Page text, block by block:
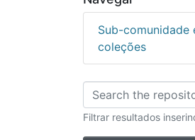
Sub-comunidade
coleções
Filtrar resultados